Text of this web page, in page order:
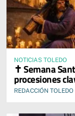
NOTICIAS TOLEDO
✝️ Semana
procesiones
REDACCIÓN TOLEDO